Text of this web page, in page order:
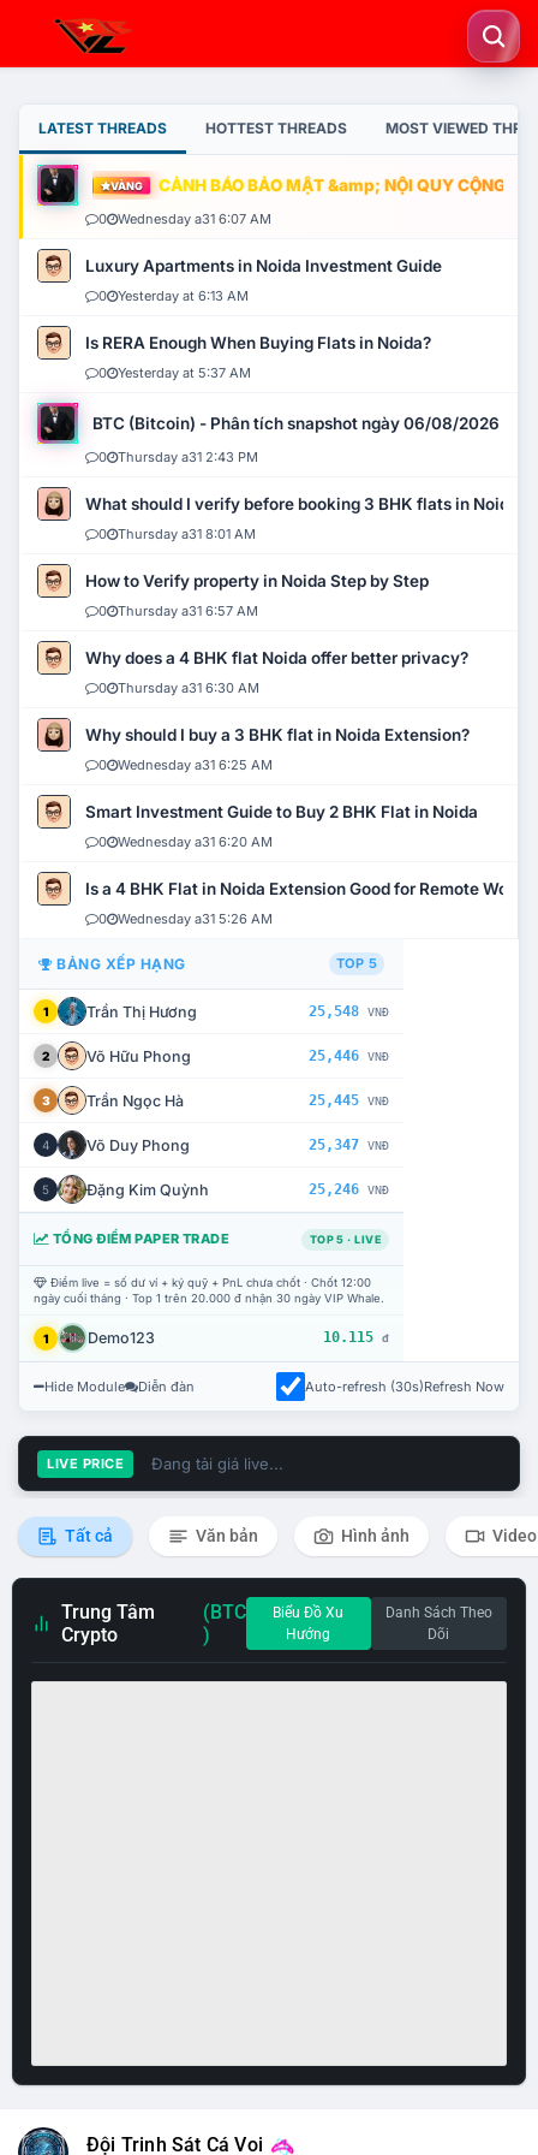
LATEST THREADS HOTTEST THREADS MOST VIEWED
VÀNG CẢNH BÁO BẢO MẬT &amp; NỘI QUY CỘNG
0 Wednesday a31 6:07 AM
Luxury Apartments in Noida Investment Guide
0 Yesterday at 6:13 AM
Is RERA Enough When Buying Flats in Noida?
0 Yesterday at 5:37 AM
BTC (Bitcoin) - Phân tích snapshot ngày 06/08/2026
0 Thursday a31 2:43 PM
What should I verify before booking 3 BHK flats in Noida?
0 Thursday a31 8:01 AM
How to Verify property in Noida Step by Step
0 Thursday a31 6:57 AM
Why does a 4 BHK flat Noida offer better privacy?
0 Thursday a31 6:30 AM
Why should I buy a 3 BHK flat in Noida Extension?
0 Wednesday a31 6:25 AM
Smart Investment Guide to Buy 2 BHK Flat in Noida
0 Wednesday a31 6:20 AM
Is a 4 BHK Flat in Noida Extension Good for Remote Work?
0 Wednesday a31 5:26 AM
BẢNG XẾP HẠNG TOP 5
1 Trần Thị Hương 25,548 VNĐ
2 Võ Hữu Phong 25,446 VNĐ
3 Trần Ngọc Hà 25,445 VNĐ
4 Võ Duy Phong 25,347 VNĐ
5 Đặng Kim Quỳnh 25,246 VNĐ
TỔNG ĐIỂM PAPER TRADE TOP 5 · LIVE
Điểm live = số dư ví + ký quỹ + PnL chưa chốt · Chốt 12:00
ngày cuối tháng · Top 1 trên 20.000 đ nhận 30 ngày VIP Whale.
1 Demo123 10.115 đ
Hide Module Diễn đàn Auto-refresh (30s)Refresh Now
LIVE PRICE Đang tải giá live...
Tất cả Văn bản Hình ảnh Video
Trung Tâm
Crypto
(BTC
)
Biểu Đồ Xu
Hướng
Danh Sách Theo
Dõi
Đội Trinh Sát Cá Voi